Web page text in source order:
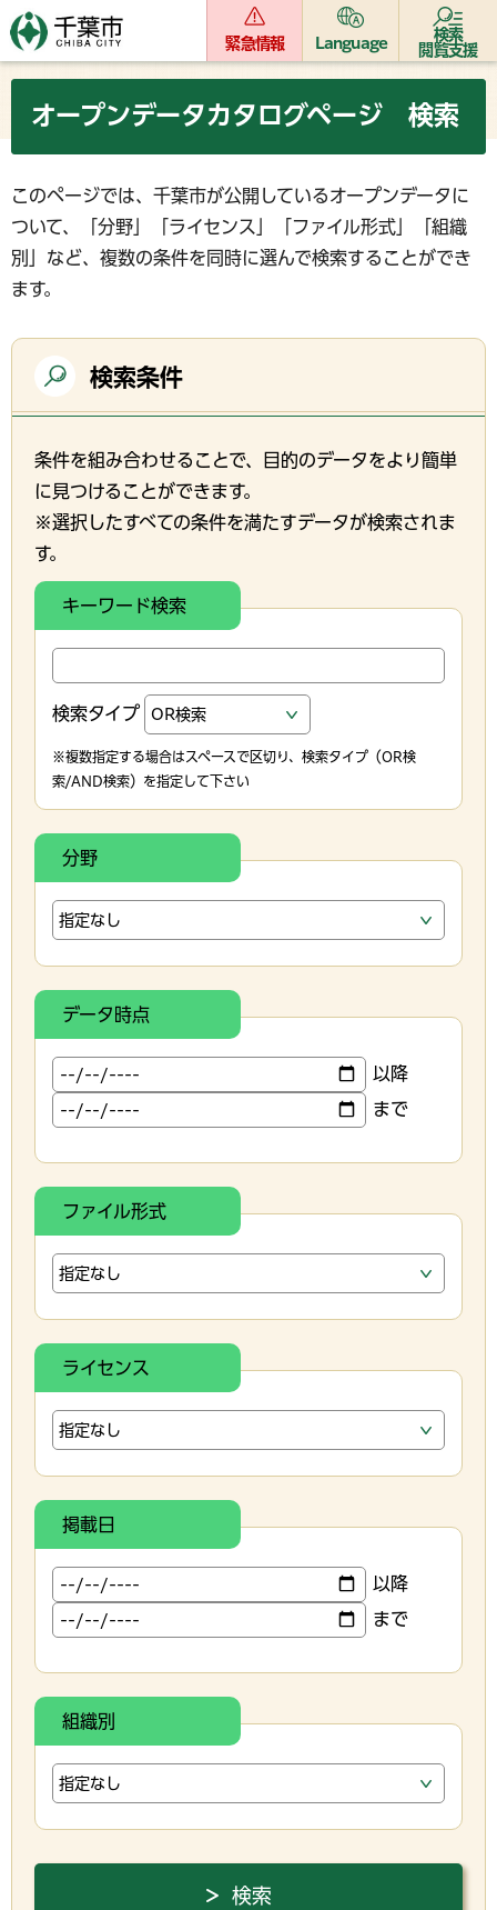
緊急情報 Language
検索
閲覧支援
オープンデータカタログページ 検索
このページでは、千葉市が公開しているオープンデータに
ついて、「分野」「ライセンス」「ファイル形式」「組織
別」など、複数の条件を同時に選んで検索することができ
ます。
検索条件
条件を組み合わせることで、目的のデータをより簡単
に見つけることができます。
※選択したすべての条件を満たすデータが検索されま
す。
キーワード検索
検索タイプ
※複数指定する場合はスペースで区切り、検索タイプ（OR検
索/AND検索）を指定して下さい
分野
データ時点
以降
まで
ファイル形式
ライセンス
掲載日
以降
まで
組織別